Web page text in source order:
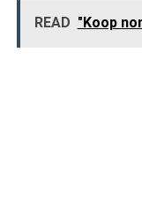
READ "Koop